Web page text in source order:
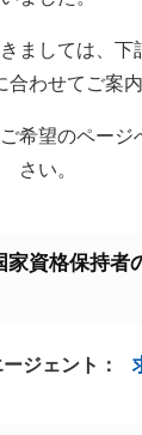
ましては、下
わせてご案内
希望のページ
さい。
家資格保持者
ジェント：